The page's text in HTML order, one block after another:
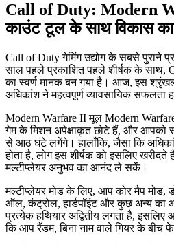
Call of Duty: Modern
काउंट टूल के साथ विकास
Call of Duty गेमिंग उद्योग के सबसे पुराने
साल पहले प्रकाशित पहले शीर्षक के साथ,
का स्वर्ण मानक बन गया है। आज, इस
अधिकांश ने महत्वपूर्ण व्यावसायिक सफलता
Modern Warfare II मूल Modern
गेम के मिशन अपेक्षाकृत छोटे हैं, और आपको
से आठ घंटे लगेंगे। हालाँकि, जैसा कि
होता है, लोग इस शीर्षक को इसलिए
मल्टीप्लेयर अनुभव का आनंद ले सकें।
मल्टीप्लेयर मोड के लिए, आप कोर मैप मोड,
ऑल, कंट्रोल, हार्डपॉइंट और कुछ अन्य
प्रत्येक हथियार अद्वितीय लगता है,
कि आप रैंडम, बिना नाम वाले गियर के बीच